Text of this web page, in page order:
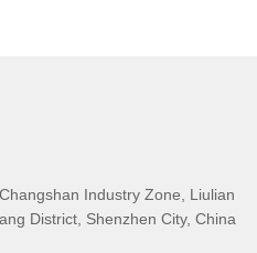
Industry Zone, Liulian
District, Shenzhen City, China